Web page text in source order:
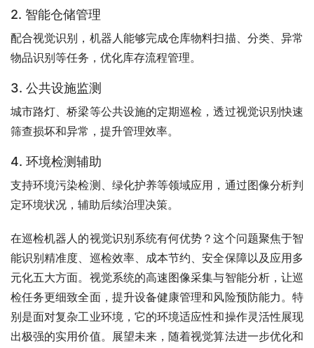
2. 智能仓储管理
配合视觉识别，机器人能够完成仓库物料扫描、分类、异常
物品识别等任务，优化库存流程管理。
3. 公共设施监测
城市路灯、桥梁等公共设施的定期巡检，透过视觉识别快速
筛查损坏和异常，提升管理效率。
4. 环境检测辅助
支持环境污染检测、绿化护养等领域应用，通过图像分析判
定环境状况，辅助后续治理决策。
在巡检机器人的视觉识别系统有何优势？这个问题聚焦于智
能识别精准度、巡检效率、成本节约、安全保障以及应用多
元化五大方面。视觉系统的高速图像采集与智能分析，让巡
检任务更细致全面，提升设备健康管理和风险预防能力。特
别是面对复杂工业环境，它的环境适应性和操作灵活性展现
出极强的实用价值。展望未来，随着视觉算法进一步优化和